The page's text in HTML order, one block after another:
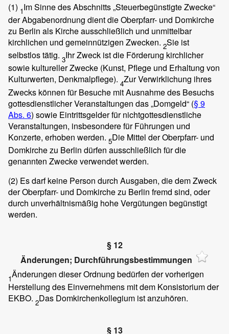
(1) 1Im Sinne des Abschnitts „Steuerbegünstigte Zwecke“
der Abgabenordnung dient die Oberpfarr- und Domkirche
zu Berlin als Kirche ausschließlich und unmittelbar
kirchlichen und gemeinnützigen Zwecken. 2Sie ist
selbstlos tätig. 3Ihr Zweck ist die Förderung kirchlicher
sowie kultureller Zwecke (Kunst, Pflege und Erhaltung von
Kulturwerten, Denkmalpflege). 4Zur Verwirklichung ihres
Zwecks können für Besuche mit Ausnahme des Besuchs
gottesdienstlicher Veranstaltungen das „Domgeld“ (§ 9
Abs. 6) sowie Eintrittsgelder für nichtgottesdienstliche
Veranstaltungen, insbesondere für Führungen und
Konzerte, erhoben werden. 5Die Mittel der Oberpfarr- und
Domkirche zu Berlin dürfen ausschließlich für die
genannten Zwecke verwendet werden.
(2) Es darf keine Person durch Ausgaben, die dem Zweck
der Oberpfarr- und Domkirche zu Berlin fremd sind, oder
durch unverhältnismäßig hohe Vergütungen begünstigt
werden.
§ 12
Änderungen; Durchführungsbestimmungen
1Änderungen dieser Ordnung bedürfen der vorherigen
Herstellung des Einvernehmens mit dem Konsistorium der
EKBO. 2Das Domkirchenkollegium ist anzuhören.
§ 13